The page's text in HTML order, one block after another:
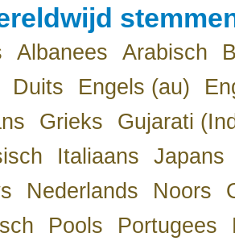
Albanees Arabisch
Duits Engels (au)
Grieks
Gujarati
Italiaans
Japans
Nederlands Noors
Pools Portugees